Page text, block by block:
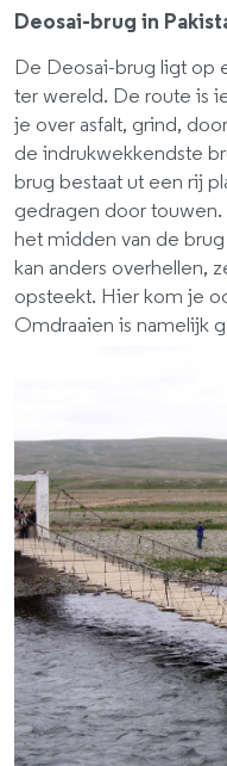
Deosai-brug in
De Deosai-brug ligt op
ter wereld. De route is
je over asfalt, grind,
de indrukwekkendste
brug bestaat ut een rij
gedragen door
het midden van de
kan anders overhellen,
opsteekt. Hier kom je
Omdraaien is namelijk